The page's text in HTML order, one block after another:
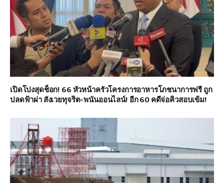
เปิดโปงสุดช็อก! 66 หัวหน้าครัวโครงการอาหารโภชนาการฟรี ถูก
ปลดฟ้าผ่า สังเวยทุจริต-พนันออนไลน์! อีก 60 คดีจ่อคิวสอบเข้ม!